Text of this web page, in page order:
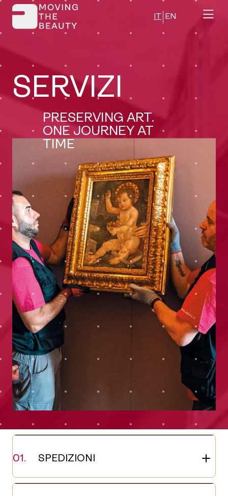
Skip
content
IT EN
SERVIZI
PRESERVING ART.
ONE JOURNEY AT
TIME
SPEDIZIONI